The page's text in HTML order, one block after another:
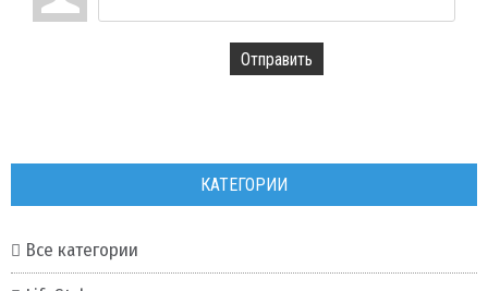
Отправить
КАТЕГОРИИ
Все категории